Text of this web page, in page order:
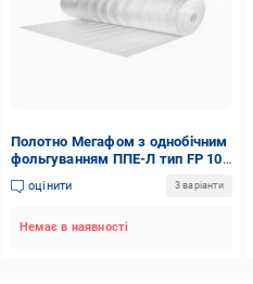
Полотно Мегафом з однобічним
фольгуванням ППЕ-Л тип FP 10
кв.м 2 мм
оцінити 3 варіанти
Немає в наявності